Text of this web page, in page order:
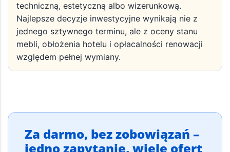
techniczną, estetyczną albo wizerunkową.
Najlepsze decyzje inwestycyjne wynikają nie z
jednego sztywnego terminu, ale z oceny stanu
mebli, obłożenia hotelu i opłacalności renowacji
względem pełnej wymiany.
Za darmo, bez zobowiązań –
jedno zapytanie, wiele ofert